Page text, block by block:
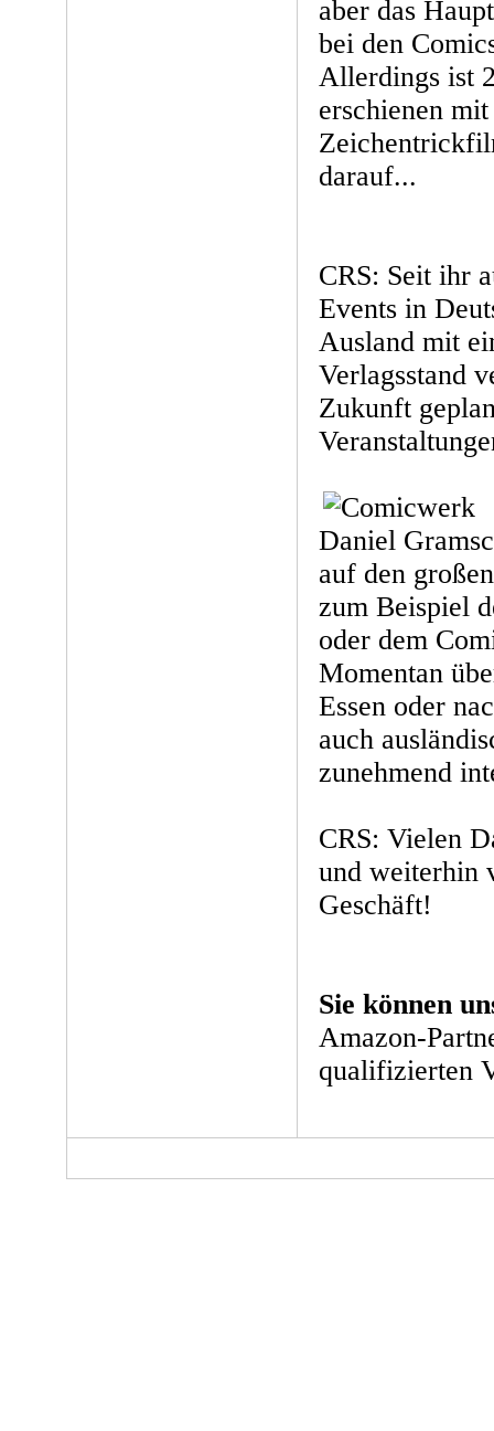
aber das
bei den
Allerdings ist
erschienen
darauf...
CRS: Seit ihr
Events in
Ausland mit
Verlagsstand
Zukunft
Daniel
auf den
zum Beispiel
oder dem
Momentan
Essen oder
auch
zunehmend
CRS: Vielen
und weiterhin
Geschäft!
Sie können
Amazon-
qualifizierten